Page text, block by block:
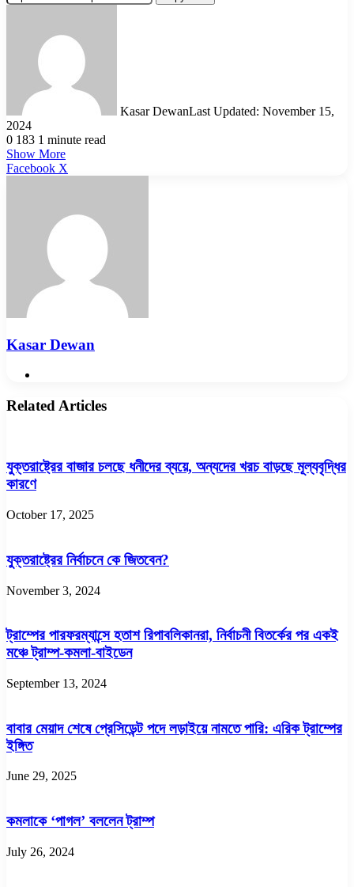
Kasar DewanLast Updated: November 15,
2024
0 183 1 minute read
Show More
Facebook X
Kasar Dewan
Related Articles
যুক্তরাষ্ট্রের বাজার চলছে ধনীদের ব্যয়ে, অন্যদের খরচ বাড়ছে মূল্যবৃদ্ধির
কারণে
October 17, 2025
যুক্তরাষ্ট্রের নির্বাচনে কে জিতবেন?
November 3, 2024
ট্রাম্পের পারফরম্যান্সে হতাশ রিপাবলিকানরা, নির্বাচনী বিতর্কের পর একই
মঞ্চে ট্রাম্প-কমলা-বাইডেন
September 13, 2024
বাবার মেয়াদ শেষে প্রেসিডেন্ট পদে লড়াইয়ে নামতে পারি: এরিক ট্রাম্পের
ইঙ্গিত
June 29, 2025
কমলাকে ‘পাগল’ বললেন ট্রাম্প
July 26, 2024